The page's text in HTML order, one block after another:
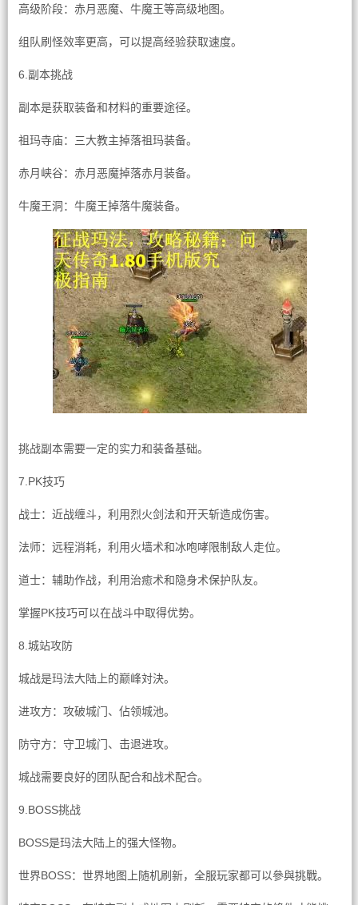
高级阶段：赤月恶魔、牛魔王等高级地图。
组队刷怪效率更高，可以提高经验获取速度。
6.副本挑战
副本是获取装备和材料的重要途径。
祖玛寺庙：三大教主掉落祖玛装备。
赤月峡谷：赤月恶魔掉落赤月装备。
牛魔王洞：牛魔王掉落牛魔装备。
挑战副本需要一定的实力和装备基础。
7.PK技巧
战士：近战缠斗，利用烈火剑法和开天斩造成伤害。
法师：远程消耗，利用火墙术和冰咆哮限制敌人走位。
道士：辅助作战，利用治癒术和隐身术保护队友。
掌握PK技巧可以在战斗中取得优势。
8.城站攻防
城战是玛法大陆上的巅峰対決。
进攻方：攻破城门、佔领城池。
防守方：守卫城门、击退进攻。
城战需要良好的团队配合和战术配合。
9.BOSS挑战
BOSS是玛法大陆上的强大怪物。
世界BOSS：世界地图上随机刷新，全服玩家都可以參與挑戰。